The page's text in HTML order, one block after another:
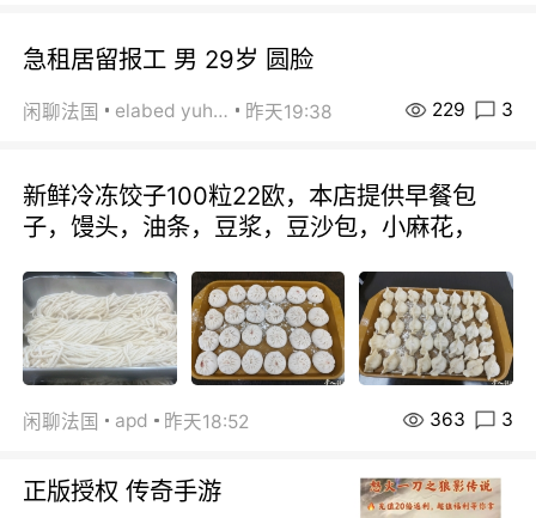
急租居留报工 男 29岁 圆脸
闲聊法国 elabed yuhua 昨天19:38 229 3
新鲜冷冻饺子100粒22欧，本店提供早餐包
子，馒头，油条，豆浆，豆沙包，小麻花，
闲聊法国 apd 昨天18:52 363 3
正版授权 传奇手游